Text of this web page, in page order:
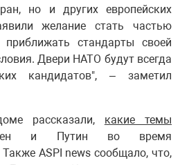
но и других европейских
желание стать частью
стандарты своей
Двери НАТО будут всегда
кандидатов", – заметил
рассказали, какие темы
и Путин во время
ASPI news сообщало, что,